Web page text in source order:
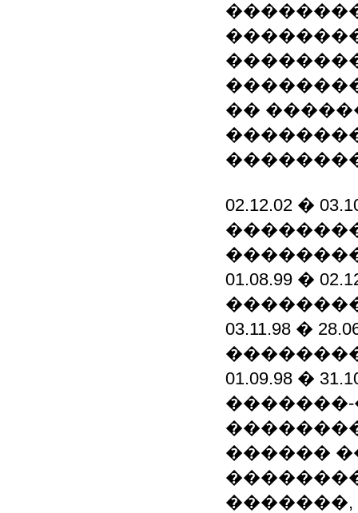
��
02.12.02 �
01.08.99 �
03.11.98 �
01.09.98 �
������
�������,